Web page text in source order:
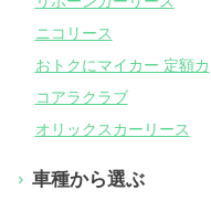
ニコリース
コアラクラブ
オリックスカーリース
車種から選ぶ